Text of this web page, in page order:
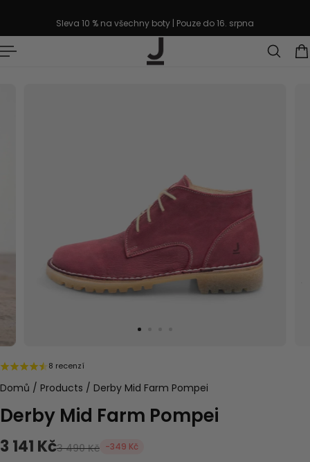
Sleva 10 % na všechny boty | Pouze do 16. srpna
8 recenzí
Domů / Products / Derby Mid Farm Pompei
Derby Mid Farm Pompei
3 141 Kč3 490 Kč -349 Kč